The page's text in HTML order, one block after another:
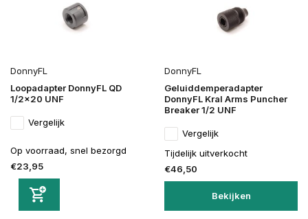
DonnyFL
Loopadapter DonnyFL QD
1/2x20 UNF
Vergelijk
Op voorraad, snel bezorgd
€23,95
DonnyFL
Geluiddemperadapter
DonnyFL Kral Arms Puncher
Breaker 1/2 UNF
Vergelijk
Tijdelijk uitverkocht
€46,50
Bekijken